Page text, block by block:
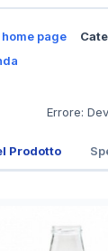
page
Errore:
Prodotto